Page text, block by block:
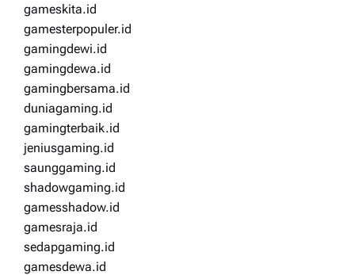
gameskita.id
gamesterpopuler.id
gamingdewi.id
gamingdewa.id
gamingbersama.id
duniagaming.id
gamingterbaik.id
jeniusgaming.id
saunggaming.id
shadowgaming.id
gamesshadow.id
gamesraja.id
sedapgaming.id
gamesdewa.id